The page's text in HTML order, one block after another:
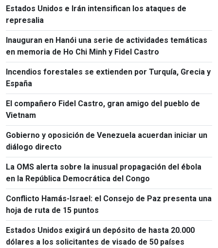
Estados Unidos e Irán intensifican los ataques de
represalia
Inauguran en Hanói una serie de actividades temáticas
en memoria de Ho Chi Minh y Fidel Castro
Incendios forestales se extienden por Turquía, Grecia y
España
El compañero Fidel Castro, gran amigo del pueblo de
Vietnam
Gobierno y oposición de Venezuela acuerdan iniciar un
diálogo directo
La OMS alerta sobre la inusual propagación del ébola
en la República Democrática del Congo
Conflicto Hamás-Israel: el Consejo de Paz presenta una
hoja de ruta de 15 puntos
Estados Unidos exigirá un depósito de hasta 20.000
dólares a los solicitantes de visado de 50 países